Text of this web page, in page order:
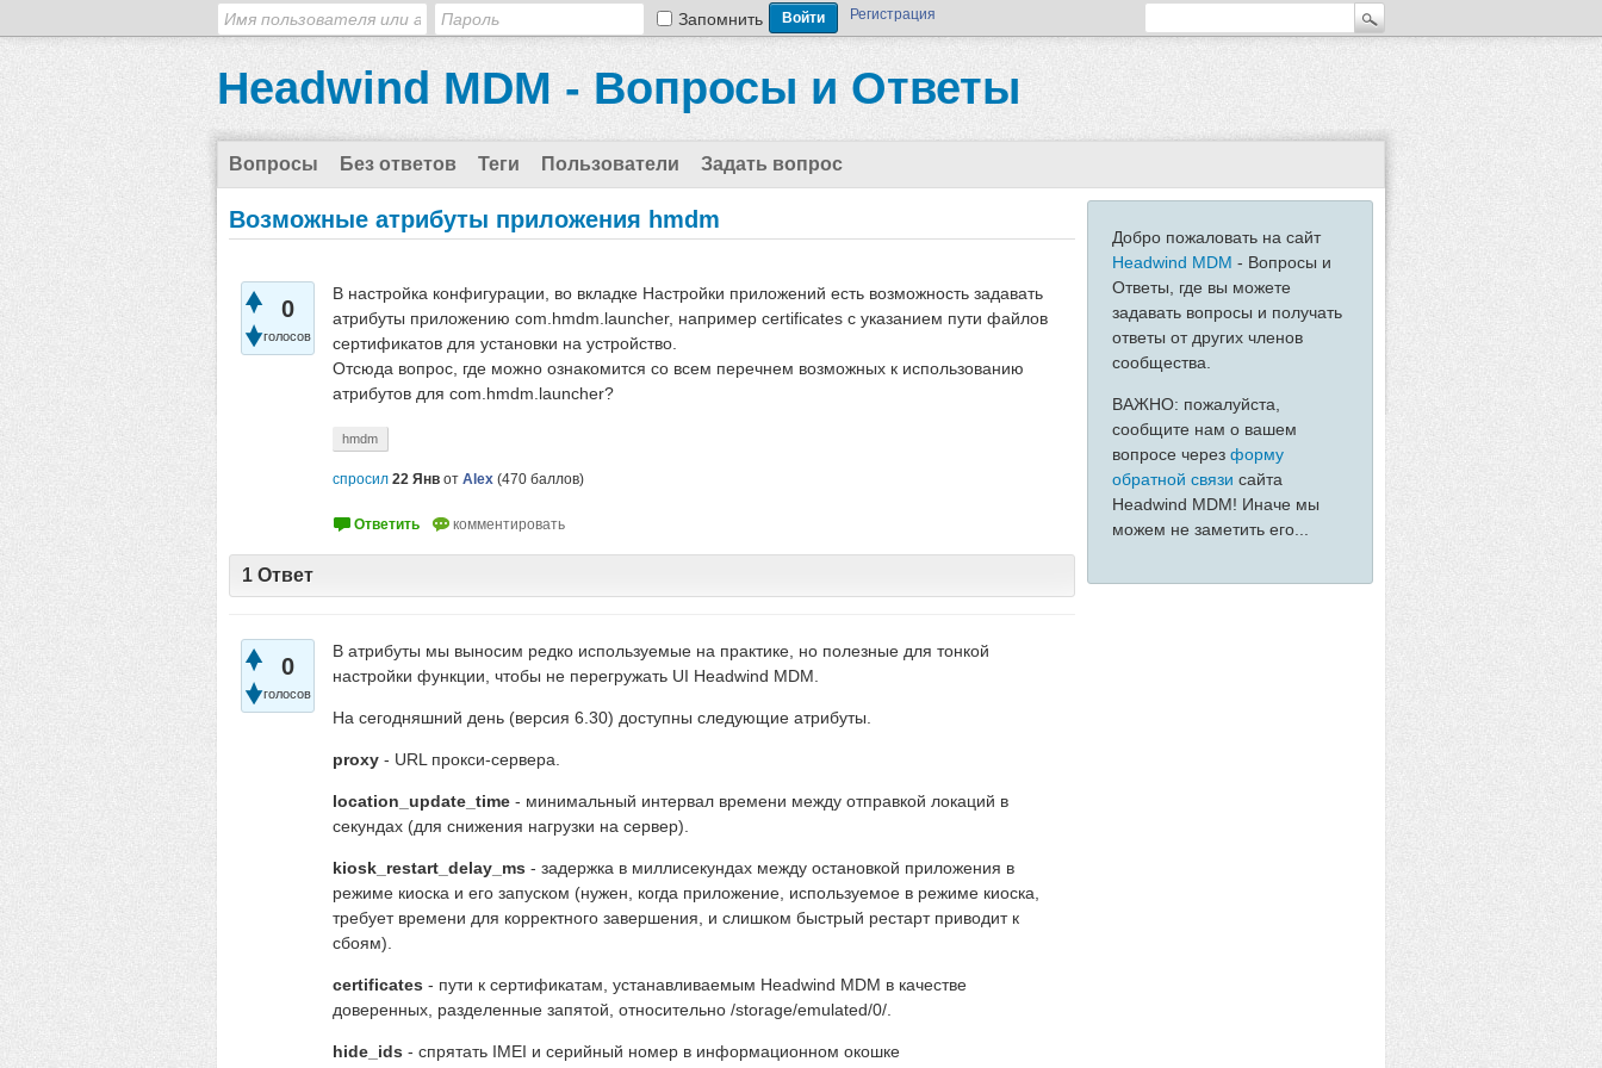
Запомнить Регистрация
Headwind MDM - Вопросы и Ответы
Вопросы Без ответов Теги Пользователи Задать вопрос
Добро пожаловать на сайт
Headwind MDM - Вопросы и
Ответы, где вы можете
задавать вопросы и получать
ответы от других членов
сообщества.
ВАЖНО: пожалуйста,
сообщите нам о вашем
вопросе через форму
обратной связи сайта
Headwind MDM! Иначе мы
можем не заметить его...
Возможные атрибуты приложения hmdm
0
голосов
В настройка конфигурации, во вкладке Настройки приложений есть возможность задавать
атрибуты приложению com.hmdm.launcher, например certificates с указанием пути файлов
сертификатов для установки на устройство.
Отсюда вопрос, где можно ознакомится со всем перечнем возможных к использованию
атрибутов для com.hmdm.launcher?
hmdm
спросил 22 Янв от Alex (470 баллов)
1 Ответ
0
голосов
В атрибуты мы выносим редко используемые на практике, но полезные для тонкой
настройки функции, чтобы не перегружать UI Headwind MDM.
На сегодняшний день (версия 6.30) доступны следующие атрибуты.
proxy - URL прокси-сервера.
location_update_time - минимальный интервал времени между отправкой локаций в
секундах (для снижения нагрузки на сервер).
kiosk_restart_delay_ms - задержка в миллисекундах между остановкой приложения в
режиме киоска и его запуском (нужен, когда приложение, используемое в режиме киоска,
требует времени для корректного завершения, и слишком быстрый рестарт приводит к
сбоям).
certificates - пути к сертификатам, устанавливаемым Headwind MDM в качестве
доверенных, разделенные запятой, относительно /storage/emulated/0/.
hide_ids - спрятать IMEI и серийный номер в информационном окошке